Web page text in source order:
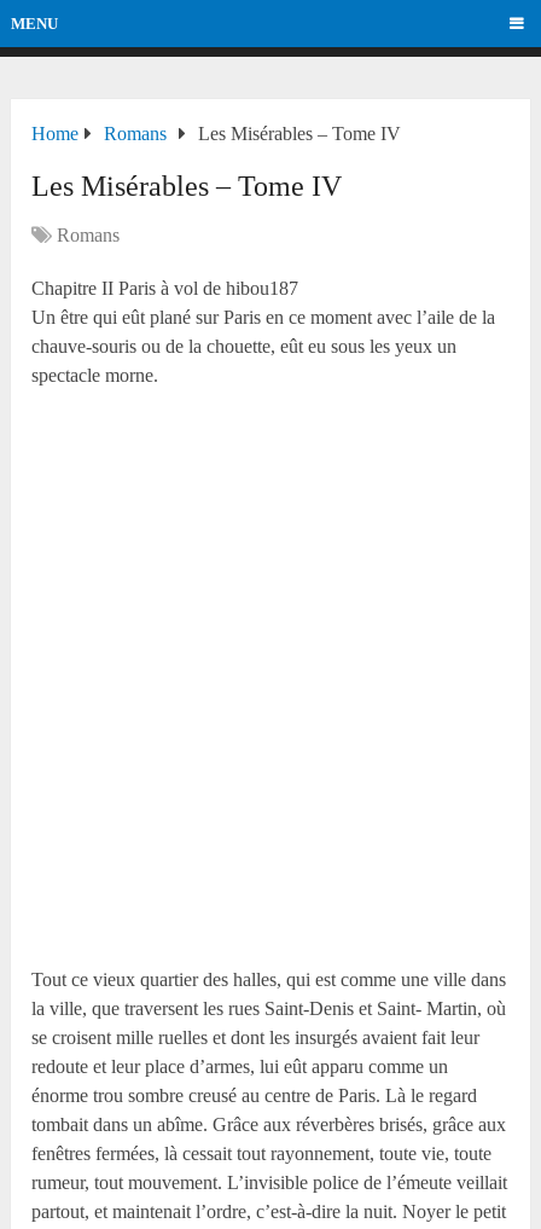
MENU
Home Romans Les Misérables – Tome IV
Les Misérables – Tome IV
Romans
Chapitre II Paris à vol de hibou187
Un être qui eût plané sur Paris en ce moment avec l’aile de la
chauve-souris ou de la chouette, eût eu sous les yeux un
spectacle morne.
Tout ce vieux quartier des halles, qui est comme une ville dans
la ville, que traversent les rues Saint-Denis et Saint- Martin, où
se croisent mille ruelles et dont les insurgés avaient fait leur
redoute et leur place d’armes, lui eût apparu comme un
énorme trou sombre creusé au centre de Paris. Là le regard
tombait dans un abîme. Grâce aux réverbères brisés, grâce aux
fenêtres fermées, là cessait tout rayonnement, toute vie, toute
rumeur, tout mouvement. L’invisible police de l’émeute veillait
partout, et maintenait l’ordre, c’est-à-dire la nuit. Noyer le petit